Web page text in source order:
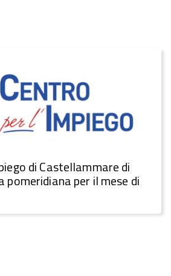
di Castellammare di
pomeridiana per il mese di